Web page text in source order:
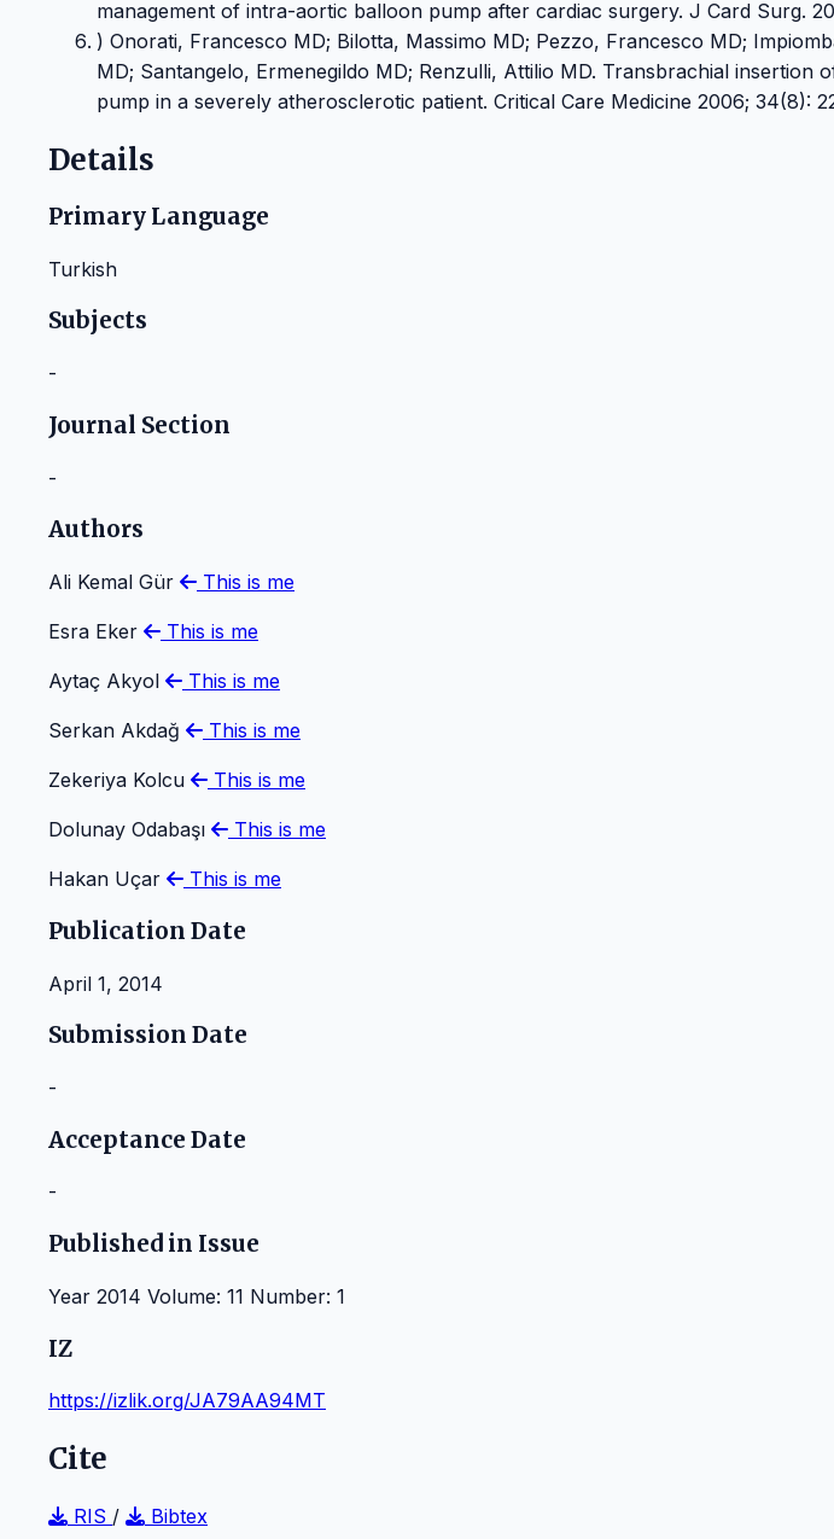
management of intra-aortic balloon pump after cardiac surgery. J Card Surg.
) Onorati, Francesco MD; Bilotta, Massimo MD; Pezzo, Francesco MD;
MD; Santangelo, Ermenegildo MD; Renzulli, Attilio MD. Transbrachial insertion
pump in a severely atherosclerotic patient. Critical Care Medicine 2006; 34(8):
Details
Primary Language
Turkish
Subjects
-
Journal Section
-
Authors
Ali Kemal Gür This is me
Esra Eker This is me
Aytaç Akyol This is me
Serkan Akdağ This is me
Zekeriya Kolcu This is me
Dolunay Odabaşı This is me
Hakan Uçar This is me
Publication Date
April 1, 2014
Submission Date
-
Acceptance Date
-
Published in Issue
Year 2014 Volume: 11 Number: 1
IZ
https://izlik.org/JA79AA94MT
Cite
RIS /
Bibtex